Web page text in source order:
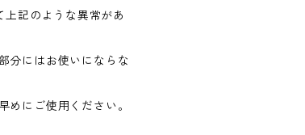
記のような異常があ
分にはお使いにならな
めにご使用ください。